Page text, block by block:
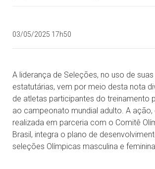
03/05/2025 17h50
A liderança de Seleções, no uso de
estatutárias, vem por meio desta nota
de atletas participantes do treinamento
ao campeonato mundial adulto. A ação,
realizada em parceria com o Comitê
Brasil, integra o plano de
seleções Olímpicas masculina e